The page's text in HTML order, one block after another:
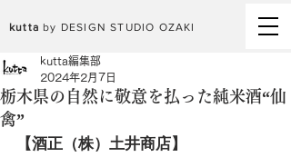
kutta by DESIGN STUDIO OZAKI
栃木県の自然に敬意を払った純米酒“仙
禽”
kutta編集部
2024年2月7日
【酒正（株）土井商店】